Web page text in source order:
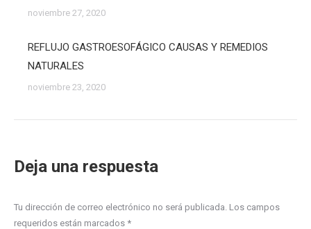
noviembre 27, 2020
REFLUJO GASTROESOFÁGICO CAUSAS Y REMEDIOS
NATURALES
noviembre 23, 2020
Deja una respuesta
Tu dirección de correo electrónico no será publicada. Los campos
requeridos están marcados *